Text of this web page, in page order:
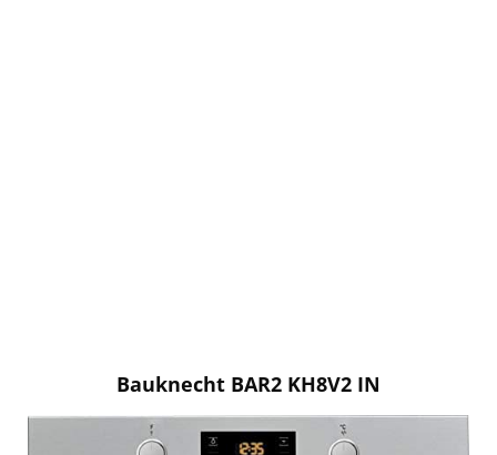
Bauknecht BAR2 KH8V2 IN